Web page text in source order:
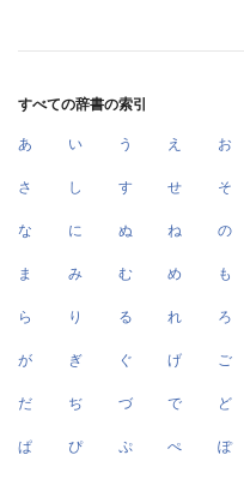
すべての辞書の索引
あ い う え お
さ し す せ そ
な に ぬ ね の
ま み む め も
ら り る れ ろ
が ぎ ぐ げ ご
だ ぢ づ で ど
ぱ ぴ ぷ ぺ ぽ